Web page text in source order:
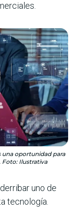
una oportunidad para
Foto: Ilustrativa
uno de
tecnología.